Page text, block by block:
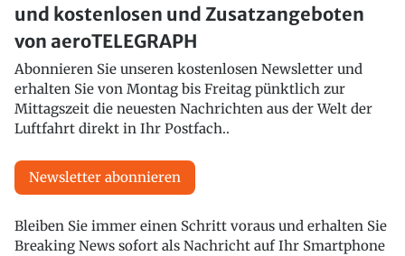
und kostenlosen und Zusatzangeboten
von aeroTELEGRAPH
Abonnieren Sie unseren kostenlosen Newsletter und
erhalten Sie von Montag bis Freitag pünktlich zur
Mittagszeit die neuesten Nachrichten aus der Welt der
Luftfahrt direkt in Ihr Postfach..
Newsletter abonnieren
Bleiben Sie immer einen Schritt voraus und erhalten Sie
Breaking News sofort als Nachricht auf Ihr Smartphone